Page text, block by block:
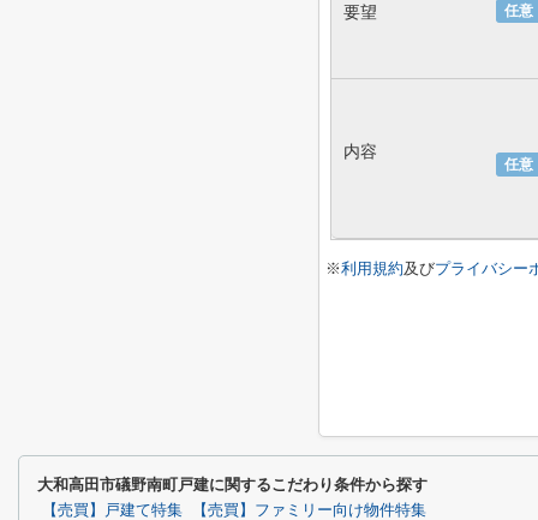
任意
要望
任意
内容
※利用規約及びプライバシー
大和高田市礒野南町戸建に関するこだわり条件から探す
【売買】戸建て特集 【売買】ファミリー向け物件特集